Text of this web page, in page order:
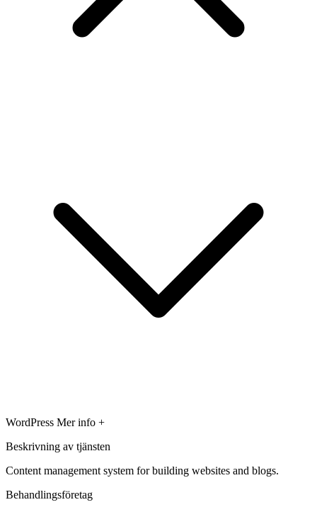
WordPress Mer info +
Beskrivning av tjänsten
Content management system for building websites and blogs.
Behandlingsföretag